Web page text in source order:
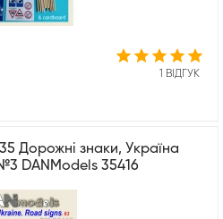
1 ВІДГУК
Дорожні знаки, Україна
DANModels 35416